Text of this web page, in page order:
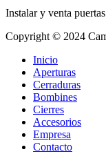
Instalar y venta
Copyright © 2024
Inicio
Aperturas
Cerraduras
Bombines
Cierres
Accesorios
Empresa
Contacto